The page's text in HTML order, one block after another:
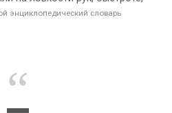
энциклопедический словарь